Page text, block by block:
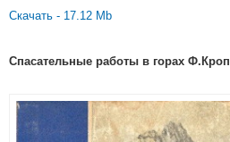
Скачать - 17.12 Mb
Спасательные работы в горах